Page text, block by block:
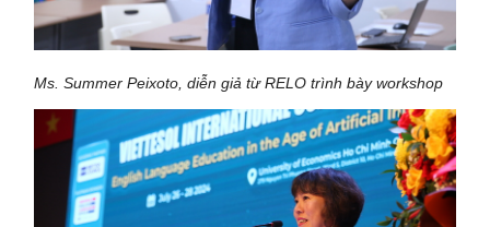
Ms. Summer Peixoto, diễn giả từ RELO trình bày workshop